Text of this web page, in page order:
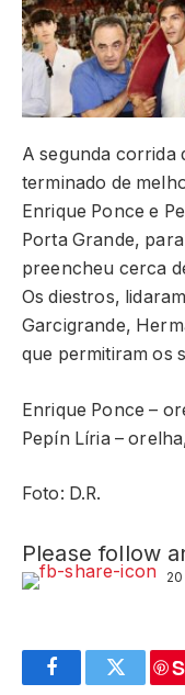
A segunda corrida
terminado de
Enrique Ponce e
Porta Grande,
preencheu cerca
Os diestros,
Garcigrande,
que permitiram os
Enrique Ponce –
Pepín Líria –
Foto: D.R.
Please follow
20
FacebookTwitter